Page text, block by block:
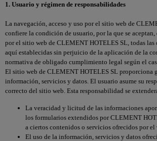
1. Usuario y régimen de responsabilidades
La navegación, acceso y uso por el sitio web de
confiere la condición de usuario, por la que se aceptan,
por el sitio web de CLEMENT HOTELES SL, todas las
aquí establecidas sin perjuicio de la aplicación de la
normativa de obligado cumplimiento legal según el
El sitio web de CLEMENT HOTELES SL proporciona
información, servicios y datos. El usuario asume su
correcto del sitio web. Esta responsabilidad se
La veracidad y licitud de las informaciones
los formularios extendidos por CLEMENT
a ciertos contenidos o servicios ofrecidos por el
El uso de la información, servicios y datos